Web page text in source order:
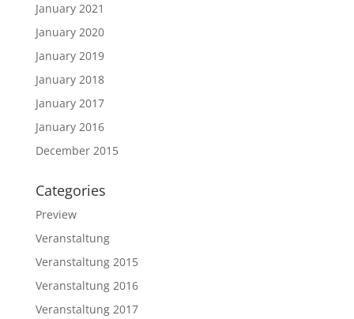
January 2021
January 2020
January 2019
January 2018
January 2017
January 2016
December 2015
Categories
Preview
Veranstaltung
Veranstaltung 2015
Veranstaltung 2016
Veranstaltung 2017